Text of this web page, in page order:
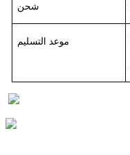
شحن
موعد التسليم